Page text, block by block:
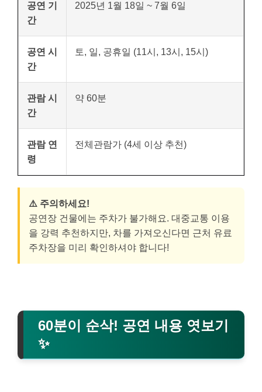
공연 기
간
2025년 1월 18일 ~ 7월 6일
공연 시
간
토, 일, 공휴일 (11시, 13시, 15시)
관람 시
간
약 60분
관람 연
령
전체관람가 (4세 이상 추천)
⚠️ 주의하세요!
공연장 건물에는 주차가 불가해요. 대중교통 이용
을 강력 추천하지만, 차를 가져오신다면 근처 유료
주차장을 미리 확인하셔야 합니다!
60분이 순삭! 공연 내용 엿보기
✨